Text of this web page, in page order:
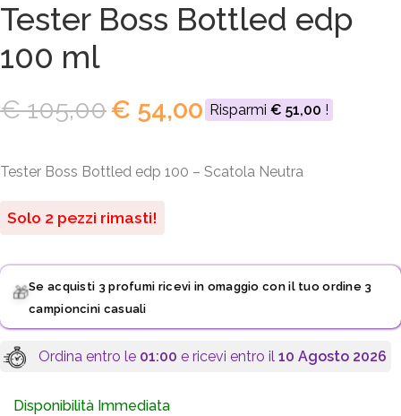
Tester Boss Bottled edp
100 ml
€105,00€ 54,00 Risparmi € 51,00 !
Tester Boss Bottled edp 100 – Scatola Neutra
Solo 2 pezzi rimasti!
🎁Se acquisti 3 profumi ricevi in omaggio con il tuo ordine 3
campioncini casuali
Ordina entro le 01:00 e ricevi entro il10 Agosto 2026
Disponibilità Immediata